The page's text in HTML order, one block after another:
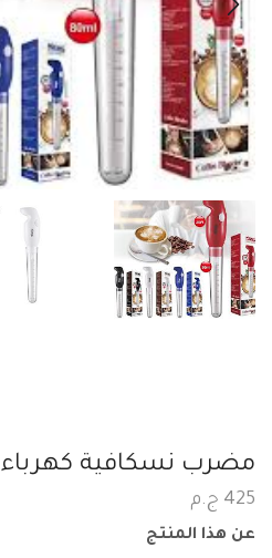
مضرب نسكافية كهرباء
425 ج.م
عن هذا المنتج